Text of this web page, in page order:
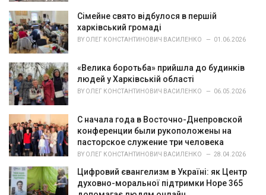
Сімейне свято відбулося в першій
харківський громаді
BY ОЛЕГ КОНСТАНТИНОВИЧ ВАСИЛЕНКО 01.06.2026
«Велика боротьба» прийшла до будинків
людей у Харківській області
BY ОЛЕГ КОНСТАНТИНОВИЧ ВАСИЛЕНКО 06.05.2026
С начала года в Восточно-Днепровской
конференции были рукоположены на
пасторское служение три человека
BY ОЛЕГ КОНСТАНТИНОВИЧ ВАСИЛЕНКО 28.04.2026
Цифровий євангелизм в Україні: як Центр
духовно-моральної підтримки Hope 365